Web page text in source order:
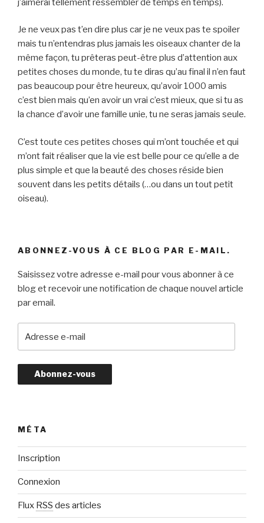
j’aimerai tellement ressembler de temps en temps).
Je ne veux pas t’en dire plus car je ne veux pas te spoiler
mais tu n’entendras plus jamais les oiseaux chanter de la
même façon, tu prêteras peut-être plus d’attention aux
petites choses du monde, tu te diras qu’au final il n’en faut
pas beaucoup pour être heureux, qu’avoir 1000 amis
c’est bien mais qu’en avoir un vrai c’est mieux, que si tu as
la chance d’avoir une famille unie, tu ne seras jamais seule.
C’est toute ces petites choses qui m’ont touchée et qui
m’ont fait réaliser que la vie est belle pour ce qu’elle a de
plus simple et que la beauté des choses réside bien
souvent dans les petits détails (…ou dans un tout petit
oiseau).
ABONNEZ-VOUS À CE BLOG PAR E-MAIL.
Saisissez votre adresse e-mail pour vous abonner à ce
blog et recevoir une notification de chaque nouvel article
par email.
s
e
m
a
i
l
MÉTA
Inscription
Connexion
Flux RSS des articles